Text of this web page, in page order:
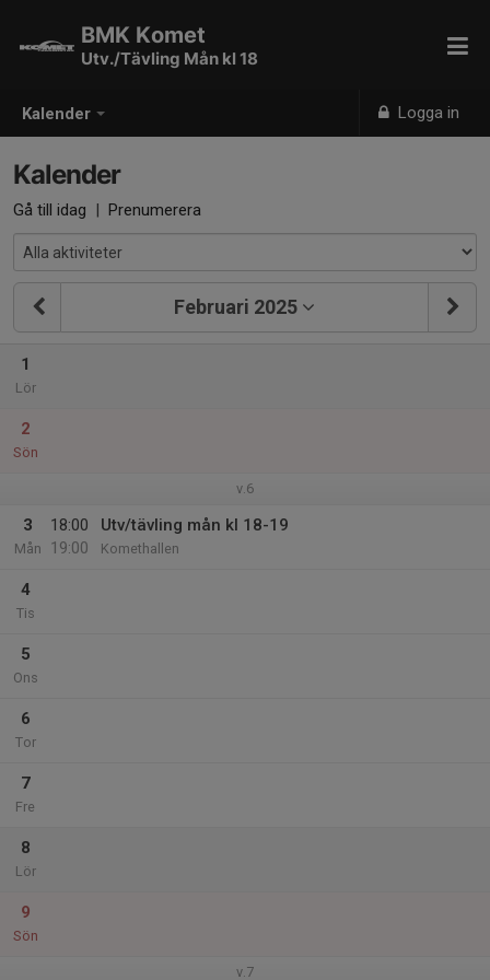
Kalender Logga in
BMK Komet
Utv./Tävling Mån kl 18
Kalender
Gå till idag | Prenumerera
Februari 2025
1
Lör
2
Sön
v.6
3
Mån
18:00
19:00
Utv/tävling mån kl 18-19
Komethallen
4
Tis
5
Ons
6
Tor
7
Fre
8
Lör
9
Sön
v.7